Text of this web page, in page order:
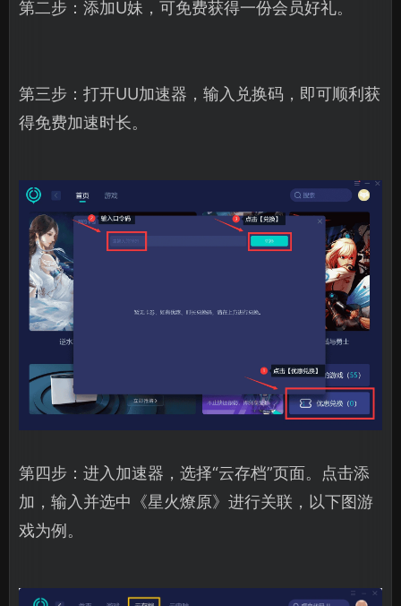
第二步：添加U妹，可免费获得一份会员好礼。
第三步：打开UU加速器，输入兑换码，即可顺利获
得免费加速时长。
第四步：进入加速器，选择“云存档”页面。点击添
加，输入并选中《星火燎原》进行关联，以下图游
戏为例。